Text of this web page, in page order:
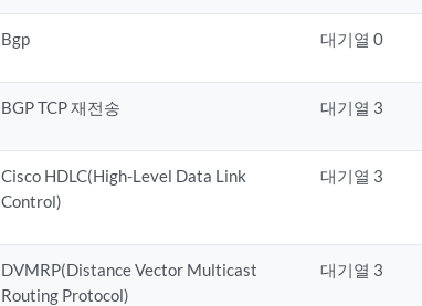
Bgp 대기열 0
BGP TCP 재전송 대기열 3
Cisco HDLC(High-Level Data Link
Control)
대기열 3
DVMRP(Distance Vector Multicast
Routing Protocol)
대기열 3